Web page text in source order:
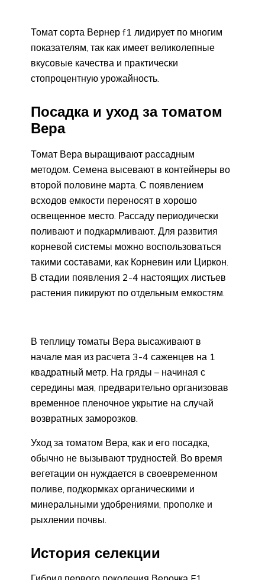
Томат сорта Вернер f1 лидирует по многим
показателям, так как имеет великолепные
вкусовые качества и практически
стопроцентную урожайность.
Посадка и уход за томатом
Вера
Томат Вера выращивают рассадным
методом. Семена высевают в контейнеры во
второй половине марта. С появлением
всходов емкости переносят в хорошо
освещенное место. Рассаду периодически
поливают и подкармливают. Для развития
корневой системы можно воспользоваться
такими составами, как Корневин или Циркон.
В стадии появления 2-4 настоящих листьев
растения пикируют по отдельным емкостям.
В теплицу томаты Вера высаживают в
начале мая из расчета 3-4 саженцев на 1
квадратный метр. На гряды – начиная с
середины мая, предварительно организовав
временное пленочное укрытие на случай
возвратных заморозков.
Уход за томатом Вера, как и его посадка,
обычно не вызывают трудностей. Во время
вегетации он нуждается в своевременном
поливе, подкормках органическими и
минеральными удобрениями, прополке и
рыхлении почвы.
История селекции